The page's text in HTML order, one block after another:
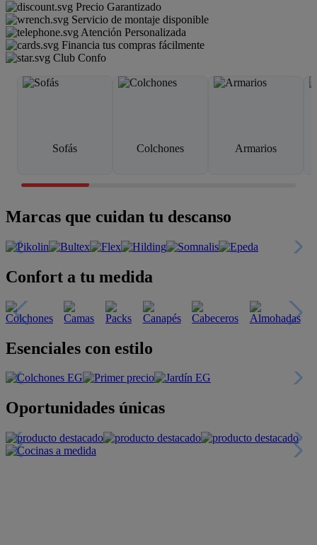
Precio Garantizado
Servicio de montaje disponible
Atención Personalizada
Financia tus compras fácilmente
Club Confo
Sofás Colchones Armarios
Marcas que cuidan tu descanso
Confort a tu medida
Esenciales con estilo
Oportunidades únicas